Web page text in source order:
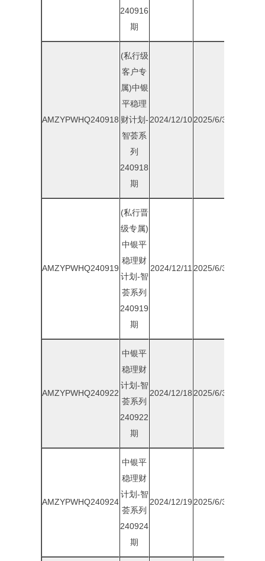
240916
期
AMZYPWHQ240918
(私行级
客户专
属)中银
平稳理
财计划-
智荟系
列
240918
期
2024/12/102025/6/30
AMZYPWHQ240919
(私行晋
级专属)
中银平
稳理财
计划-智
荟系列
240919
期
2024/12/11 2025/6/30
AMZYPWHQ240922
中银平
稳理财
计划-智
荟系列
240922
期
2024/12/18 2025/6/30
AMZYPWHQ240924
中银平
稳理财
计划-智
荟系列
240924
期
2024/12/19 2025/6/30